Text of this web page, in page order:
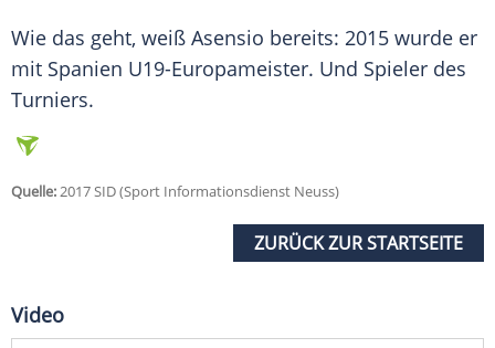
Wie das geht, weiß Asensio bereits: 2015 wurde er
mit Spanien U19-Europameister. Und Spieler des
Turniers.
Quelle:2017 SID (Sport Informationsdienst Neuss)
ZURÜCK ZUR STARTSEITE
Video